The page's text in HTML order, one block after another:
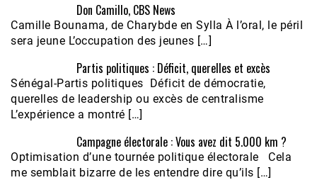
Don Camillo, CBS News
Camille Bounama, de Charybde en Sylla À l’oral, le péril
sera jeune L’occupation des jeunes […]
Partis politiques : Déficit, querelles et excès
Sénégal-Partis politiques Déficit de démocratie,
querelles de leadership ou excès de centralisme
L’expérience a montré […]
Campagne électorale : Vous avez dit 5.000 km ?
Optimisation d’une tournée politique électorale Cela
me semblait bizarre de les entendre dire qu’ils […]